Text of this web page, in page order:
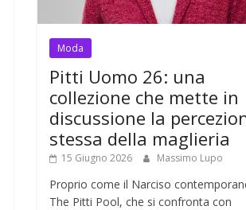
Moda
Pitti Uomo 26: una
collezione che mette in
discussione la
stessa della maglieria
15 Giugno 2026 Massimo Lupo
Proprio come il Narciso
The Pitti Pool, che si confronta con